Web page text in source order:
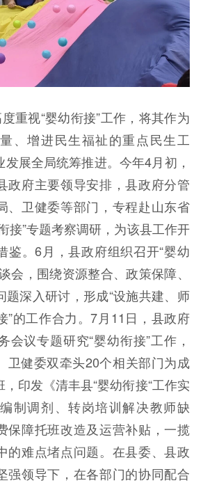
重视“婴幼衔接”工作，将其作为
、增进民生福祉的重点民生工
展全局统筹推进。今年4月初，
政府主要领导安排，县政府分管
、卫健委等部门，专程赴山东省
接”专题考察调研，为该县工作开
鉴。6月，县政府组织召开“婴幼
会，围绕资源整合、政策保障、
题深入研讨，形成“设施共建、师
”的工作合力。7月11日，县政府
会议专题研究“婴幼衔接”工作，
卫健委双牵头20个相关部门为成
印发《清丰县“婴幼衔接“工作实
制调剂、转岗培训解决教师缺
保障托班改造及运营补贴，一揽
的难点堵点问题。在县委、县政
强领导下，在各部门的协同配合